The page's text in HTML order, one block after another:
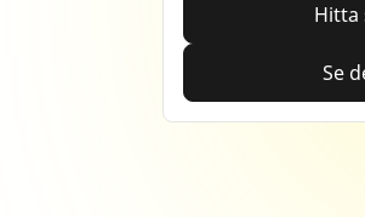
Hitta
Se